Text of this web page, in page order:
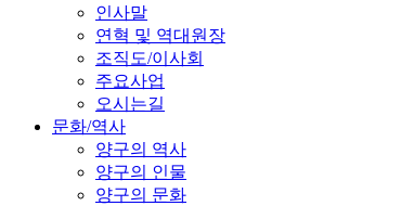
인사말
연혁 및 역대원장
조직도/이사회
주요사업
오시는길
문화/역사
양구의 역사
양구의 인물
양구의 문화